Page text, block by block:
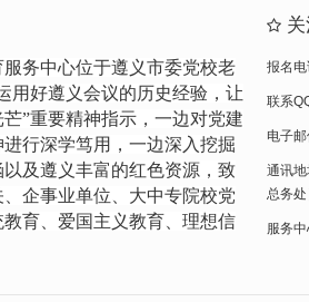
务中心位于遵义市委党校老
用好遵义会议的历史经验，让
”重要精神指示，一边对党建
进行深学笃用，一边深入挖掘
及遵义丰富的红色资源，致
企事业单位、大中专院校党
育、爱国主义教育、理想信
报名
联系
电子
通讯
总务
服务